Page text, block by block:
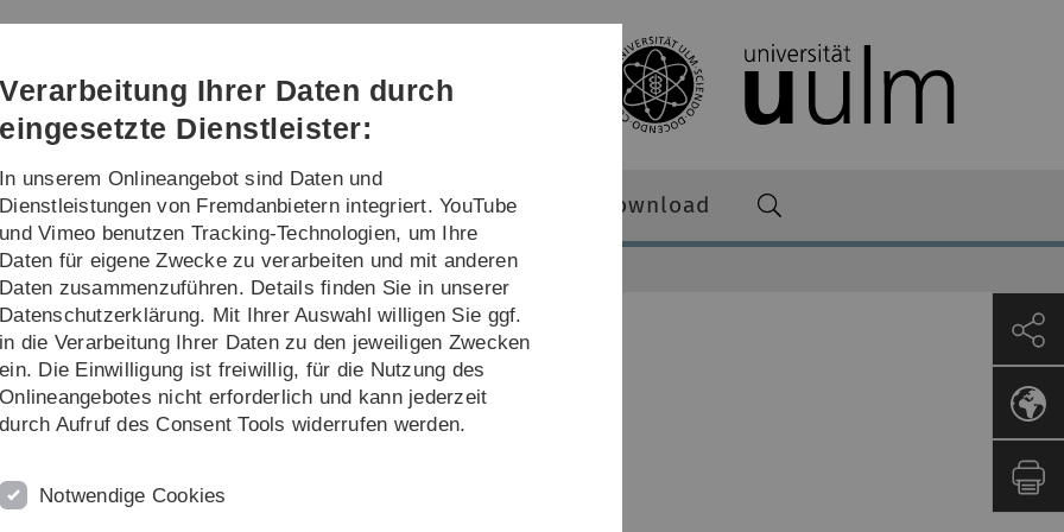
Direkt
Direkt
Direkt
(Sprache,
Drucken,
Social
Direkt
Direkt
Unimagazin Bilder und Formulare zum Download
Öffentlichkeitsarbeit Pressestelle
Mitarbeitende
in Medienarbeit?
was mit ihren Steuergeldern geschieht. Außerdem
Forschende, Lehrende und Studierende zu
und Kooperationspartner auf die Uni
Verarbeitung Ihrer Daten durch
eingesetzte Dienstleister:
In unserem Onlineangebot sind Daten und
Dienstleistungen von Fremdanbietern integriert. YouTube
und Vimeo benutzen Tracking-Technologien, um Ihre
Daten für eigene Zwecke zu verarbeiten und mit anderen
Daten zusammenzuführen. Details finden Sie in unserer
Datenschutzerklärung. Mit Ihrer Auswahl willigen Sie ggf.
in die Verarbeitung Ihrer Daten zu den jeweiligen Zwecken
ein. Die Einwilligung ist freiwillig, für die Nutzung des
Onlineangebotes nicht erforderlich und kann jederzeit
durch Aufruf des Consent Tools widerrufen werden.
Notwendige Cookies